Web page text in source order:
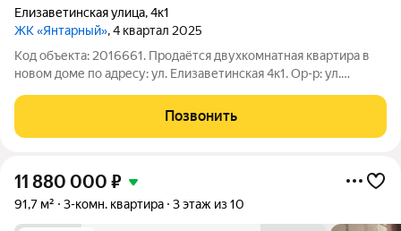
Елизаветинская улица,4к1
ЖК «Янтарный», 4 квартал 2025
Код объекта: 2016661. Продаётся двухкомнатная квартира в
новом доме по адресу: ул. Елизаветинская 4к1. Ор-р: ул.
площадь квартиры: 54 кв. м. Жилая площадь: 29,4 кв. м. Кухня
площадью: 9,3
Позвонить
11 880 000 ₽
91,7 м² 3-комн. квартира 3 этаж из 10